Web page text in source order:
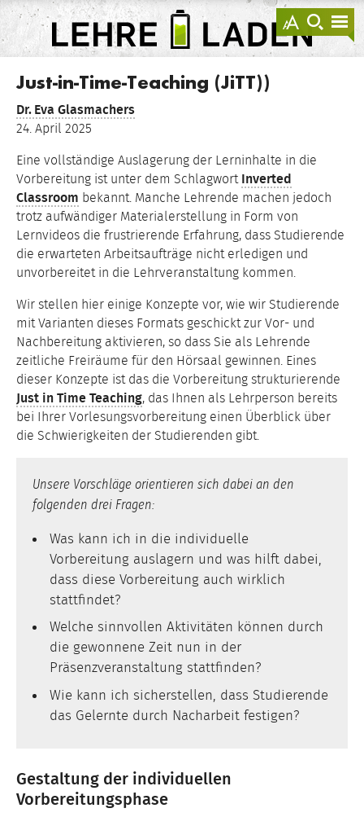
anzeigen
zur
Suche
LEHRE
LADEN
Just-in-Time-Teaching (JiTT))
Dr.Eva Glasmachers
24. April 2025
Eine vollständige Auslagerung der Lerninhalte in die
Vorbereitung ist unter dem Schlagwort Inverted
Classroom bekannt. Manche Lehrende machen jedoch
trotz aufwändiger Materialerstellung in Form von
Lernvideos die frustrierende Erfahrung, dass Studierende
die erwarteten Arbeitsaufträge nicht erledigen und
unvorbereitet in die Lehrveranstaltung kommen.
Wir stellen hier einige Konzepte vor, wie wir Studierende
mit Varianten dieses Formats geschickt zur Vor- und
Nachbereitung aktivieren, so dass Sie als Lehrende
zeitliche Freiräume für den Hörsaal gewinnen. Eines
dieser Konzepte ist das die Vorbereitung strukturierende
Just in Time Teaching, das Ihnen als Lehrperson bereits
bei Ihrer Vorlesungsvorbereitung einen Überblick über
die Schwierigkeiten der Studierenden gibt.
Unsere Vorschläge orientieren sich dabei an den
folgenden drei Fragen:
Was kann ich in die individuelle
Vorbereitung auslagern und was hilft dabei,
dass diese Vorbereitung auch wirklich
stattfindet?
Welche sinnvollen Aktivitäten können durch
die gewonnene Zeit nun in der
Präsenzveranstaltung stattfinden?
Wie kann ich sicherstellen, dass Studierende
das Gelernte durch Nacharbeit festigen?
Gestaltung der individuellen
Vorbereitungsphase